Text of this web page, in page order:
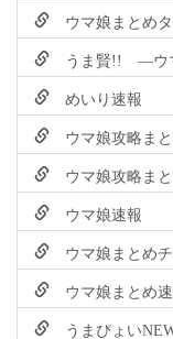
ウマ娘まとめ
うま賢!! ―ウ
めいり速報
ウマ娘攻略まと
ウマ娘攻略ま
ウマ娘速報
ウマ娘まとめ
ウマ娘まとめ
うまぴょい